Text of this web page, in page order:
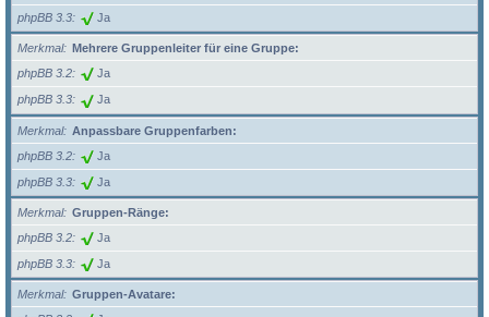
phpBB 3.3 Ja
Merkmal
Mehrere Gruppenleiter für eine Gruppe:
phpBB 3.2
Ja
phpBB 3.3 Ja
Merkmal
Anpassbare Gruppenfarben:
phpBB 3.2
Ja
phpBB 3.3 Ja
Merkmal
Gruppen-Ränge:
phpBB 3.2
Ja
phpBB 3.3 Ja
Merkmal
Gruppen-Avatare: